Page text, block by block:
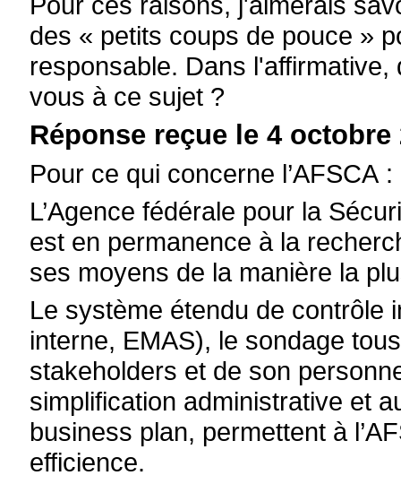
des « petits coups de pouce »
responsable. Dans
vous à ce sujet ?
Réponse reçue le 4 octobre
Pour ce qui concerne l’AFSCA :
L’Agence fédérale pour la
est en permanence à la
ses moyens de la manière la
Le système étendu de contrôle
interne, EMAS), le sondage
stakeholders et de son
simplification administrative et
business plan, permettent à
efficience.